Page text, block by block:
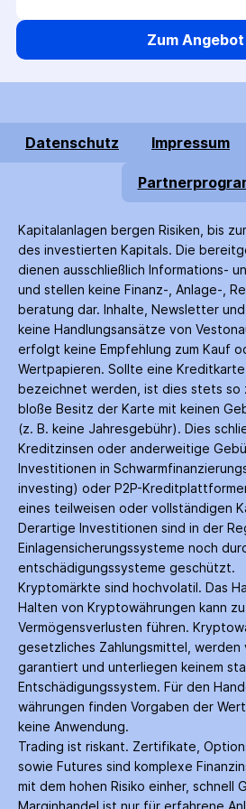
Zum Angebot
Datenschutz Impressum
Kapitalanlagen bergen Risiken, bis
des investierten Kapitals. Die
dienen ausschließlich Informations-
und stellen keine Finanz-, Anlage-,
beratung dar. Inhalte, Newsletter
keine Handlungs­ansätze von
erfolgt keine Empfehlung zum Kauf
Wertpapieren. Sollte eine
bezeichnet werden, ist dies stets so
bloße Besitz der Karte mit keinen
(z. B. keine Jahres­gebühr). Dies
Kredit­zinsen oder anderweitige
Investitionen in
investing) oder P2P-
eines teilweisen oder vollständigen
Derartige Investitionen sind in der
Einlagen­sicherungs­systeme noch
entschädigungs­systeme geschützt.
Kryptomärkte sind hochvolatil. Das
Halten von Krypto­währungen kann
Vermögensverlusten führen.
gesetzliches Zahlungs­mittel, werden
garantiert und unterliegen keinem
Entschädigungs­system. Für den
währungen finden Vorgaben der
keine Anwendung.
Trading ist riskant. Zertifikate,
sowie Futures sind komplexe
mit dem hohen Risiko einher, schnell
Margin­handel ist nur für erfahrene